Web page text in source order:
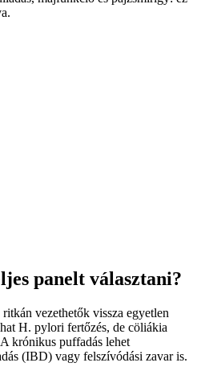
panelt választani?
vezethetők vissza egyetlen
H. pylori fertőzés, de cöliákia
krónikus puffadás lehet
(IBD) vagy felszívódási zavar is.